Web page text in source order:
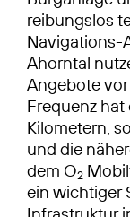
reibungslos
Navigations-
Ahorntal
Angebote
Frequenz
Kilometern,
und die
dem O2
ein wichtiger